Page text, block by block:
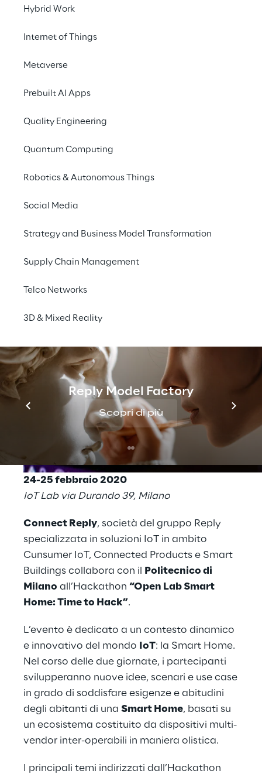
Hybrid Work
Internet of Things
Metaverse
Prebuilt AI Apps
Quality Engineering
Quantum Computing
Robotics & Autonomous Things
Social Media
Strategy and Business Model Transformation
Supply Chain Management
Telco Networks
3D & Mixed Reality
Reply Model Factory
Scopri di più
24-25 febbraio 2020
IoT Lab via Durando 39, Milano
Connect Reply, società del gruppo Reply
specializzata in soluzioni IoT in ambito
Cunsumer IoT, Connected Products e Smart
Buildings collabora con il
Politecnico di
Milano all’Hackathon “Open Lab Smart
Home: Time to Hack”.
L’evento è dedicato a un contesto dinamico
e innovativo del mondo
IoT: la Smart Home.
Nel corso delle due giornate, i partecipanti
svilupperanno nuove idee, scenari e use case
in grado di soddisfare esigenze e abitudini
degli abitanti di una Smart Home, basati su
un ecosistema costituito da dispositivi multi-
vendor inter-operabili in maniera olistica.
I principali temi indirizzati dall’Hackathon